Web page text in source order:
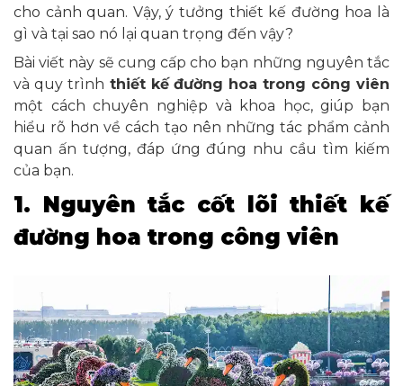
cho cảnh quan. Vậy, ý tưởng thiết kế đường hoa là
gì và tại sao nó lại quan trọng đến vậy?
Bài viết này sẽ cung cấp cho bạn những nguyên tắc
và quy trình thiết kế đường hoa trong công viên
một cách chuyên nghiệp và khoa học, giúp bạn
hiểu rõ hơn về cách tạo nên những tác phẩm cảnh
quan ấn tượng, đáp ứng đúng nhu cầu tìm kiếm
của bạn.
1. Nguyên tắc cốt lõi thiết kế
đường hoa trong công viên